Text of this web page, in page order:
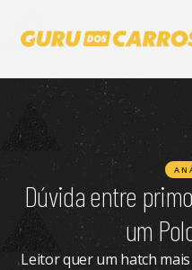
Dúvida entre
um
Leitor quer um hatch